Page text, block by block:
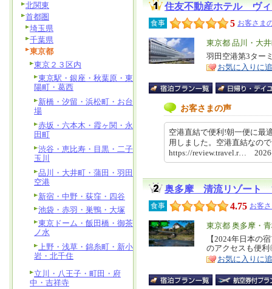
住友不動産ホテル ヴィ
食事 5 お客さま
エ
リ
ア
東京都 品川・大
特
徴
羽田空港第3ター
お気に入りに
お客さまの声
空港直結で便利!朝一便に最
用しました。空港直結なの
https://review.travel.r…
奥多摩 清流リゾート
食事 4.75 お客
エ
リ
ア
東京都 奥多摩・
特
徴
【2024年日本の
のアクセスも便
お気に入りに
北関東
首都圏
埼玉県
千葉県
東京都
東京２３区内
東京駅・銀座・秋葉原・東
陽町・葛西
新橋・汐留・浜松町・お台
場
赤坂・六本木・霞ヶ関・永
田町
渋谷・恵比寿・目黒・二子
玉川
品川・大井町・蒲田・羽田
空港
新宿・中野・荻窪・四谷
池袋・赤羽・巣鴨・大塚
東京ドーム・飯田橋・御茶
ノ水
上野・浅草・錦糸町・新小
岩・北千住
立川・八王子・町田・府
中・吉祥寺